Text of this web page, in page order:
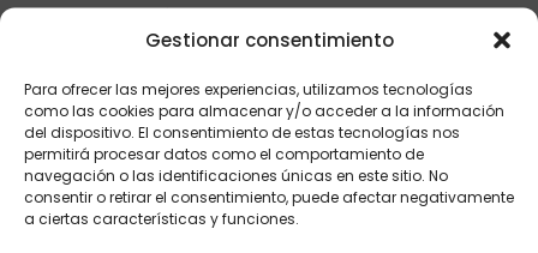
Gestionar consentimiento
Para ofrecer las mejores experiencias, utilizamos tecnologías
como las cookies para almacenar y/o acceder a la información
del dispositivo. El consentimiento de estas tecnologías nos
permitirá procesar datos como el comportamiento de
navegación o las identificaciones únicas en este sitio. No
consentir o retirar el consentimiento, puede afectar negativamente
a ciertas características y funciones.
y recuperarse rápidamente.
evolución e innovación. Desde los primeros intentos
con conchas marinas hasta los avanzados implantes
de titanio de hoy en día, hemos recorrido un largo
camino para ofrecer soluciones seguras, duraderas y
estéticas a quienes lo necesitan. En Clínica Dental
SpecialDent Marbella, estamos orgullosos de estar a